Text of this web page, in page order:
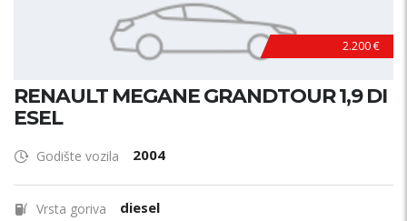
2.200 €
RENAULT MEGANE GRANDTOUR 1,9 DI
ESEL
Godište vozila 2004
Vrsta goriva diesel